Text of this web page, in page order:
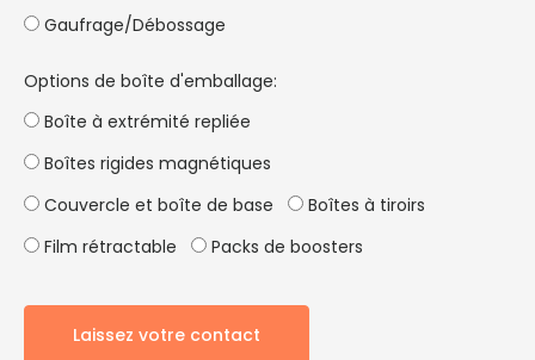
Gaufrage/Débossage
Options de boîte d'emballage:
Boîte à extrémité repliée
Boîtes rigides magnétiques
Couvercle et boîte de base
Boîtes à tiroirs
Film rétractable
Packs de boosters
Laissez votre contact